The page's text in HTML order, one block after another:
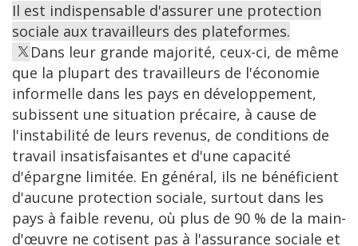
Il est indispensable d'assurer une protection
sociale aux travailleurs des plateformes.
Dans leur grande majorité, ceux-ci, de même
que la plupart des travailleurs de l'économie
informelle dans les pays en développement,
subissent une situation précaire, à cause de
l'instabilité de leurs revenus, de conditions de
travail insatisfaisantes et d'une capacité
d'épargne limitée. En général, ils ne bénéficient
d'aucune protection sociale, surtout dans les
pays à faible revenu, où plus de 90 % de la main-
d'œuvre ne cotisent pas à l'assurance sociale et